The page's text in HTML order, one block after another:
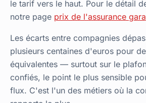
le tarif vers le haut. Pour le détail
notre page prix de l'assurance
Les écarts entre compagnies
plusieurs centaines d'euros pour
équivalentes — surtout sur le
confiés, le point le plus sensible
flux. C'est l'un des métiers où la